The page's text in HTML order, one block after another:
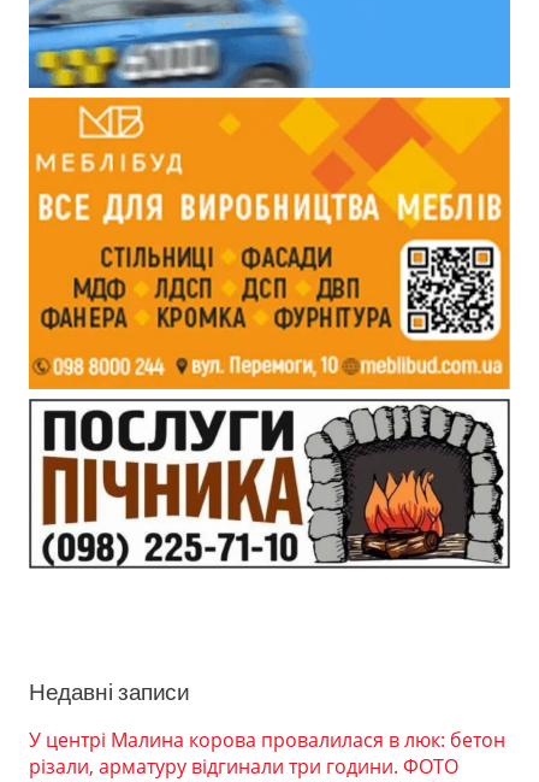
Недавні записи
У центрі Малина корова провалилася в люк: бетон
різали, арматуру відгинали три години. ФОТО